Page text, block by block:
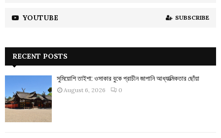
YOUTUBE SUBSCRIBE
RECENT POSTS
সুমিয়োশি তাইশা: ওসাকার বুকে প্রাচীন জাপানি আধ্যাত্মিকতার ছোঁয়া
August 6, 2026 0